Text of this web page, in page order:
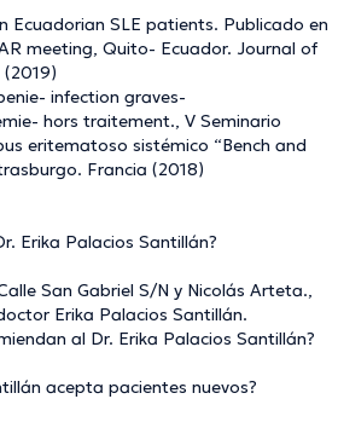
Ecuadorian SLE patients. Publicado en
meeting, Quito- Ecuador. Journal of
infection graves-
hors traitement., V Seminario
eritematoso sistémico “Bench and
Francia (2018)
Erika Palacios Santillán?
San Gabriel S/N y Nicolás Arteta.,
Erika Palacios Santillán.
al Dr. Erika Palacios Santillán?
acepta pacientes nuevos?